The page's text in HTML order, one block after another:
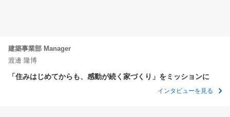
建築事業部 Manager
渡邊 隆博
「住みはじめてからも、感動が続く家づくり」をミッションに
インタビューを見る